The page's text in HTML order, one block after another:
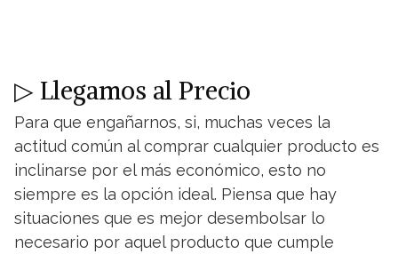
▷ Llegamos al Precio
Para que engañarnos, si, muchas veces la
actitud común al comprar cualquier producto es
inclinarse por el más económico, esto no
siempre es la opción ideal. Piensa que hay
situaciones que es mejor desembolsar lo
necesario por aquel producto que cumple